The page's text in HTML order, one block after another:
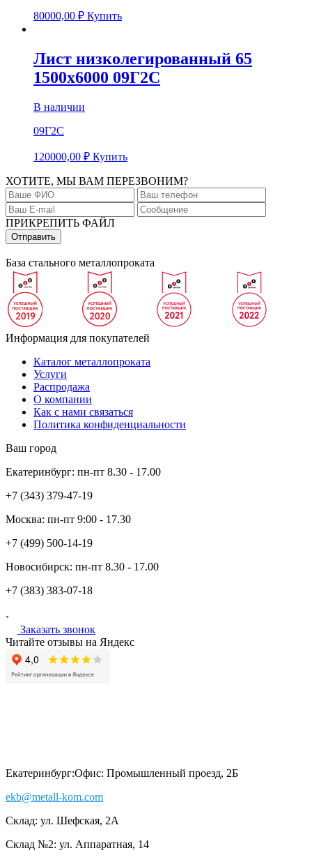
80000,00 ₽ Купить
Лист низколегированный 65
1500х6000 09Г2С
В наличии
09Г2С
120000,00 ₽ Купить
ХОТИТЕ, МЫ ВАМ ПЕРЕЗВОНИМ?
ПРИКРЕПИТЬ ФАЙЛ
База стального металлопроката
Информация для покупателей
Каталог металлопроката
Услуги
Распродажа
О компании
Как с нами связаться
Политика конфиденциальности
Ваш город
Екатеринбург: пн-пт 8.30 - 17.00
+7 (343) 379-47-19
Москва: пн-пт 9:00 - 17.30
+7 (499) 500-14-19
Новосибирск: пн-пт 8.30 - 17.00
+7 (383) 383-07-18
Заказать звонок
Читайте отзывы на Яндекс
Екатеринбург:Офис: Промышленный проезд, 2Б
ekb@metall-kom.com
Склад: ул. Шефская, 2А
Склад №2: ул. Аппаратная, 14